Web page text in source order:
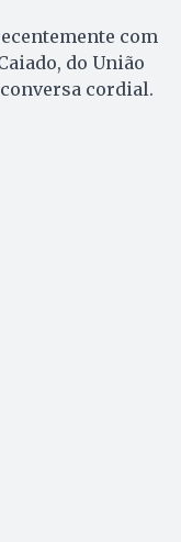
com
do União
cordial.